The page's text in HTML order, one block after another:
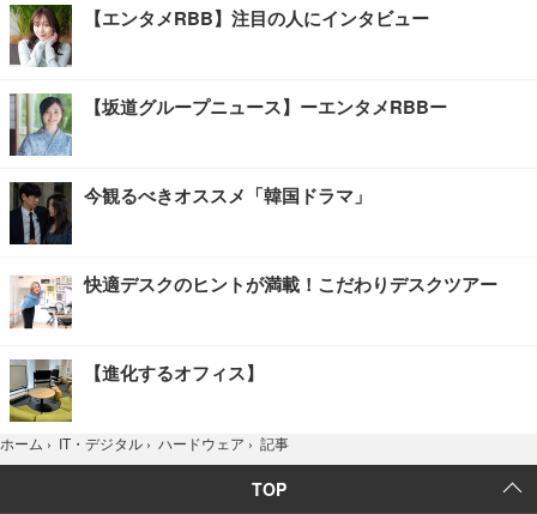
【エンタメRBB】注目の人にインタビュー
【坂道グループニュース】ーエンタメRBBー
今観るべきオススメ「韓国ドラマ」
快適デスクのヒントが満載！こだわりデスクツアー
【進化するオフィス】
ホーム › IT・デジタル › ハードウェア › 記事
TOP